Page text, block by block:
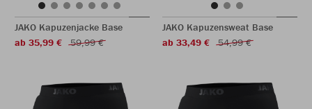
JAKO Kapuzenjacke Base
ab 35,99 €
59,99 €
JAKO Kapuzensweat Base
ab 33,49 €
54,99 €